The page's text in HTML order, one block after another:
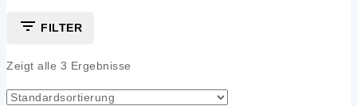
FILTER
Zeigt alle 3 Ergebnisse